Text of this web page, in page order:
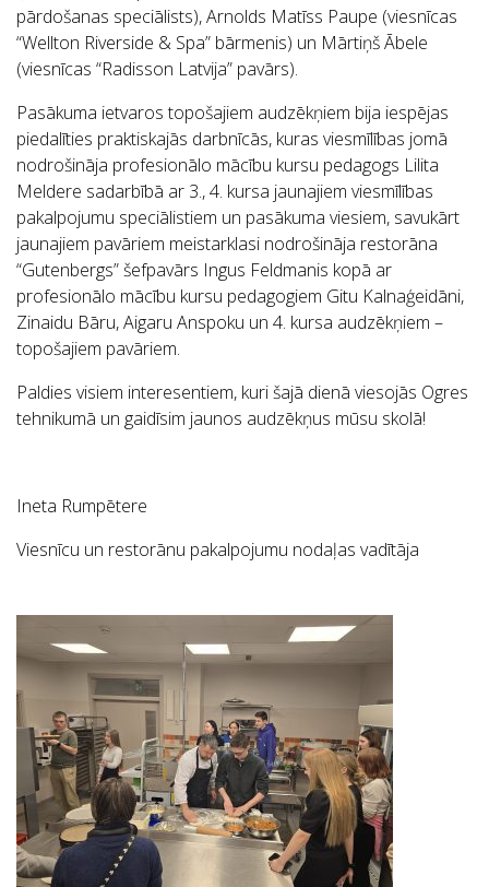
pārdošanas speciālists), Arnolds Matīss Paupe (viesnīcas
“Wellton Riverside & Spa” bārmenis) un Mārtiņš Ābele
(viesnīcas “Radisson Latvija” pavārs).
Pasākuma ietvaros topošajiem audzēkņiem bija iespējas
piedalīties praktiskajās darbnīcās, kuras viesmīlības jomā
nodrošināja profesionālo mācību kursu pedagogs Lilita
Meldere sadarbībā ar 3., 4. kursa jaunajiem viesmīlības
pakalpojumu speciālistiem un pasākuma viesiem, savukārt
jaunajiem pavāriem meistarklasi nodrošināja restorāna
“Gutenbergs” šefpavārs Ingus Feldmanis kopā ar
profesionālo mācību kursu pedagogiem Gitu Kalnaģeidāni,
Zinaidu Bāru, Aigaru Anspoku un 4. kursa audzēkņiem –
topošajiem pavāriem.
Paldies visiem interesentiem, kuri šajā dienā viesojās Ogres
tehnikumā un gaidīsim jaunos audzēkņus mūsu skolā!
Ineta Rumpētere
Viesnīcu un restorānu pakalpojumu nodaļas vadītāja